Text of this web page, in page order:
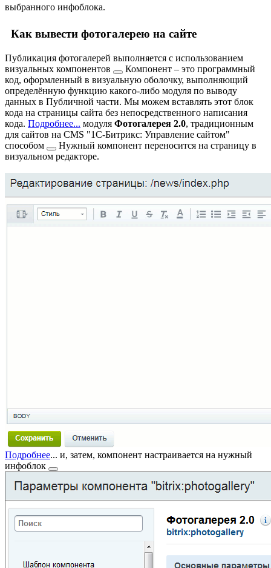
выбранного инфоблока.
Как вывести фотогалерею на сайте
Публикация фотогалерей выполняется с использованием
визуальных компонентов
Компонент – это программный
код, оформленный в визуальную оболочку, выполняющий
определённую функцию какого-либо модуля по выводу
данных в Публичной части. Мы можем вставлять этот блок
кода на страницы сайта без непосредственного написания
кода. Подробнее... модуля Фотогалерея 2.0, традиционным
для сайтов на CMS "1С-Битрикс: Управление сайтом"
способом
Нужный компонент переносится на страницу в
визуальном редакторе.
Подробнее... и, затем, компонент настраивается на нужный
инфоблок